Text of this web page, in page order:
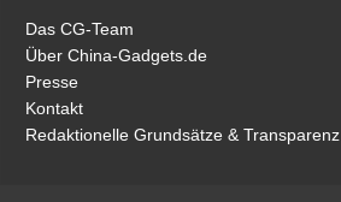
Das CG-Team
Über China-Gadgets.de
Presse
Kontakt
Redaktionelle Grundsätze & Transparenz